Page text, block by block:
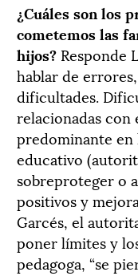
¿Cuáles son los
cometemos las
hijos? Responde
hablar de
dificultades.
relacionadas
predominante en
educativo
sobreproteger o
positivos y
Garcés, el
poner límites y
pedagoga, “se